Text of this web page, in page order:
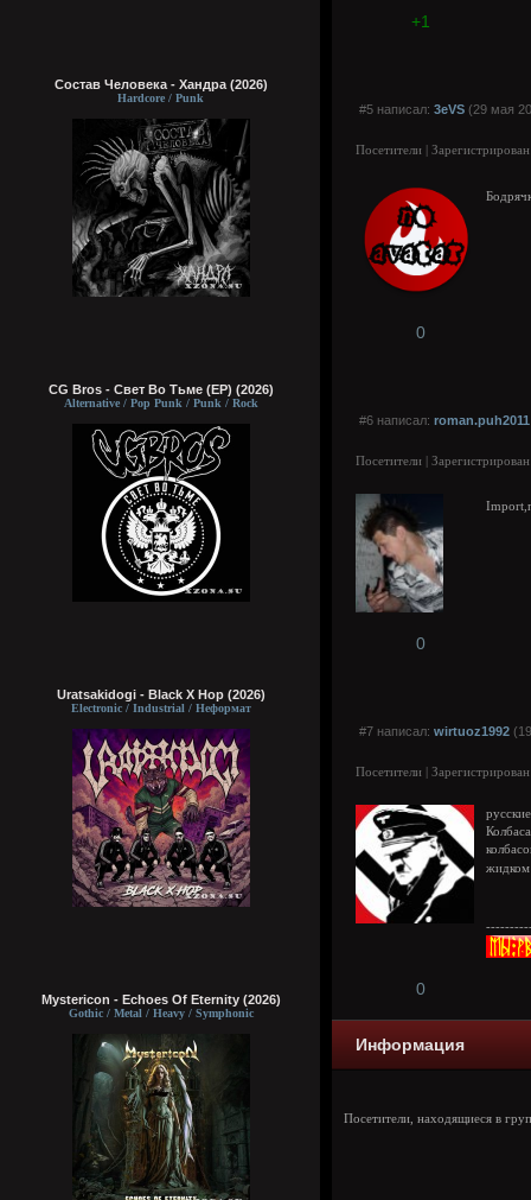
Состав Человека - Хандра (2026)
Hardcore / Punk
CG Bros - Свет Во Тьме (EP) (2026)
Alternative / Pop Punk / Punk / Rock
Uratsakidogi - Black X Hop (2026)
Electronic / Industrial / Неформат
Mystericon - Echoes Of Eternity (2026)
Gothic / Metal / Heavy / Symphonic
+1
#5 написал: 3eVS (29 мая
Посетители |
0
#6 написал: roman.puh2011
Посетители |
0
#7 написал: wirtuoz1992
Посетители |
0
Информация
Посетители, находящиеся в